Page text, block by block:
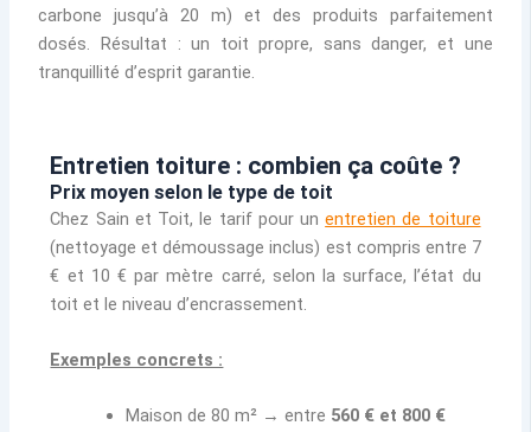
carbone jusqu’à 20 m) et des produits parfaitement
dosés. Résultat : un toit propre, sans danger, et une
tranquillité d’esprit garantie.
Entretien toiture : combien ça coûte ?
Prix moyen selon le type de toit
Chez Sain et Toit, le tarif pour unentretien de toiture
(nettoyage et démoussage inclus) est compris entre 7
€ et 10 € par mètre carré, selon la surface, l’état du
toit et le niveau d’encrassement.
Exemples concrets :
Maison de 80 m² → entre 560 € et 800 €